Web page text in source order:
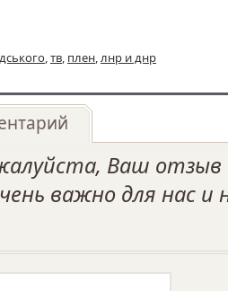
,тв, плен,лнр и днр
Ваш отзыв
важно для нас и